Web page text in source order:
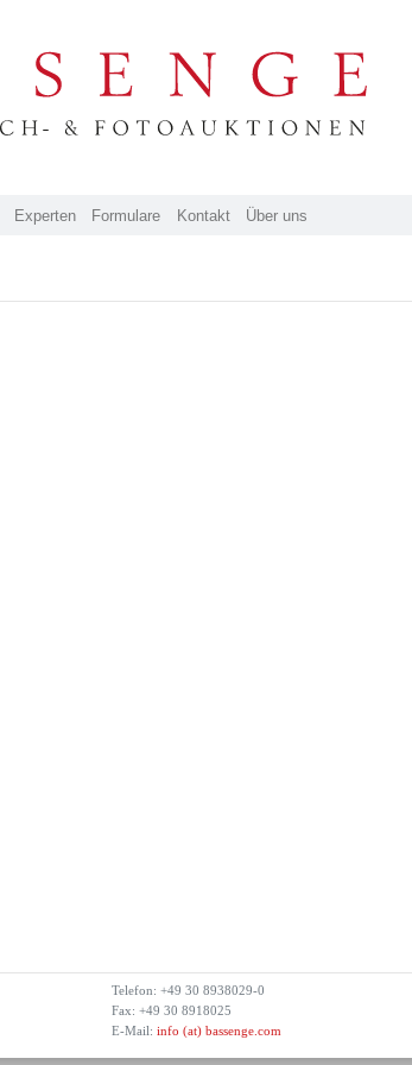
Experten Formulare Kontakt Über uns
Telefon: +49 30 8938029-0
Fax: +49 30 8918025
E-Mail: info (at) bassenge.com